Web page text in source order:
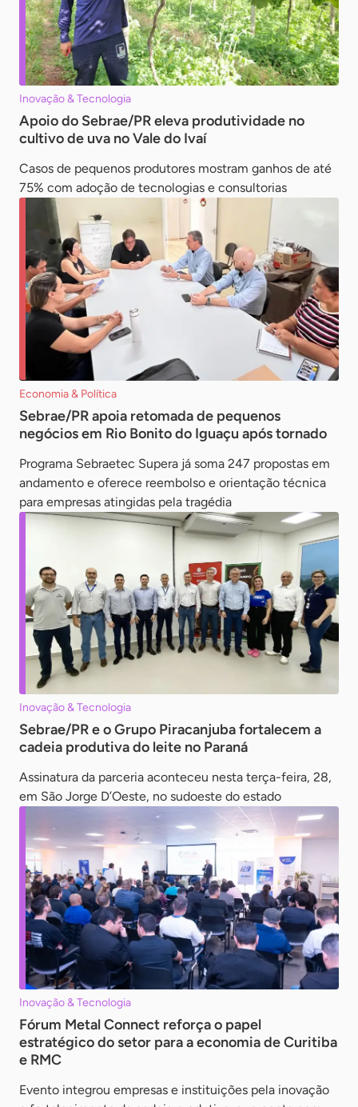
Inovação & Tecnologia
Apoio do Sebrae/PR eleva produtividade no
cultivo de uva no Vale do Ivaí
Casos de pequenos produtores mostram ganhos de até
75% com adoção de tecnologias e consultorias
Economia & Política
Sebrae/PR apoia retomada de pequenos
negócios em Rio Bonito do Iguaçu após tornado
Programa Sebraetec Supera já soma 247 propostas em
andamento e oferece reembolso e orientação técnica
para empresas atingidas pela tragédia
Inovação & Tecnologia
Sebrae/PR e o Grupo Piracanjuba fortalecem a
cadeia produtiva do leite no Paraná
Assinatura da parceria aconteceu nesta terça-feira, 28,
em São Jorge D’Oeste, no sudoeste do estado
Inovação & Tecnologia
Fórum Metal Connect reforça o papel
estratégico do setor para a economia de Curitiba
e RMC
Evento integrou empresas e instituições pela inovação